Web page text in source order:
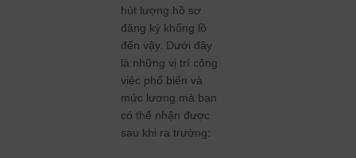
hút lượng hồ sơ
đăng ký khổng lồ
đến vậy. Dưới đây
là những vị trí công
việc phổ biến và
mức lương mà bạn
có thể nhận được
sau khi ra trường: